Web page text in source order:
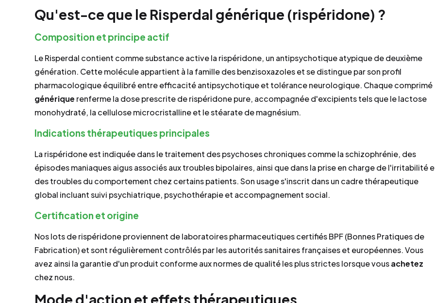
Qu'est-ce que le Risperdal générique (rispéridone) ?
Composition et principe actif
Le Risperdal contient comme substance active la rispéridone, un antipsychotique atypique de deuxième
génération. Cette molécule appartient à la famille des benzisoxazoles et se distingue par son profil
pharmacologique équilibré entre efficacité antipsychotique et tolérance neurologique. Chaque comprimé
générique renferme la dose prescrite de rispéridone pure, accompagnée d'excipients tels que le lactose
monohydraté, la cellulose microcristalline et le stéarate de magnésium.
Indications thérapeutiques principales
La rispéridone est indiquée dans le traitement des psychoses chroniques comme la schizophrénie, des
épisodes maniaques aigus associés aux troubles bipolaires, ainsi que dans la prise en charge de l'irritabilité
des troubles du comportement chez certains patients. Son usage s'inscrit dans un cadre thérapeutique
global incluant suivi psychiatrique, psychothérapie et accompagnement social.
Certification et origine
Nos lots de rispéridone proviennent de laboratoires pharmaceutiques certifiés BPF (Bonnes Pratiques de
Fabrication) et sont régulièrement contrôlés par les autorités sanitaires françaises et européennes. Vous
avez ainsi la garantie d'un produit conforme aux normes de qualité les plus strictes lorsque vousachetez
chez nous.
Mode d'action et effets thérapeutiques